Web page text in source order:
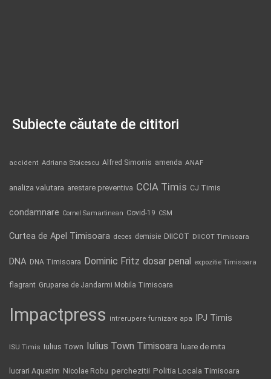
Subiecte căutate de cititori
accident Adriana Stoicescu Alfred Simonis amenda ANAF
analiza valutara arestare preventiva CCIA Timis CJ Timis
condamnare Cornel Samartinean Covid-19 CSM
Curtea de Apel Timisoara deces demisie DIICOT DIICOT Timisoara
DNA DNA Timisoara Dominic Fritz dosar penal expozitie Timisoara
flagrant Gruparea de Jandarmi Mobila Timisoara
Impactpress intrerupere furnizare apa IPJ Timis
ISU Timis Iulius Town Iulius Town Timisoara luare de mita
lucrari Aquatim Nicolae Robu perchezitii Politia Locala Timisoara